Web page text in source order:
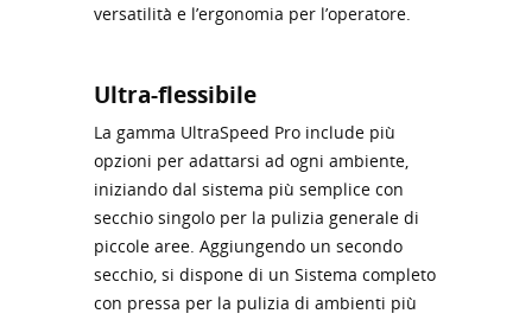
versatilità e l’ergonomia per l’operatore.
Ultra-flessibile
La gamma UltraSpeed Pro include più
opzioni per adattarsi ad ogni ambiente,
iniziando dal sistema più semplice con
secchio singolo per la pulizia generale di
piccole aree. Aggiungendo un secondo
secchio, si dispone di un Sistema completo
con pressa per la pulizia di ambienti più